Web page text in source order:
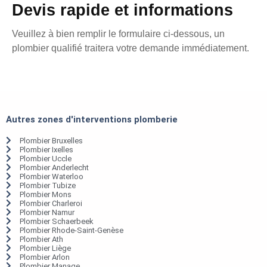
Devis rapide et informations
Veuillez à bien remplir le formulaire ci-dessous, un
plombier qualifié traitera votre demande immédiatement.
Autres zones d'interventions plomberie
Plombier Bruxelles
Plombier Ixelles
Plombier Uccle
Plombier Anderlecht
Plombier Waterloo
Plombier Tubize
Plombier Mons
Plombier Charleroi
Plombier Namur
Plombier Schaerbeek
Plombier Rhode-Saint-Genèse
Plombier Ath
Plombier Liège
Plombier Arlon